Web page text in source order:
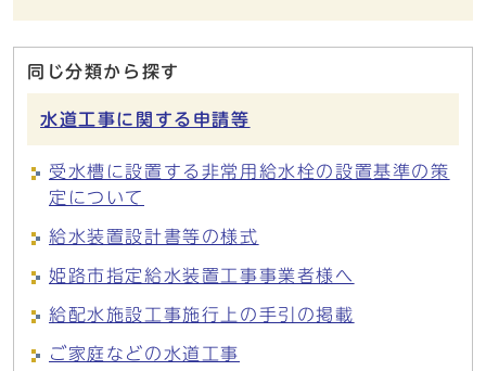
同じ分類から探す
水道工事に関する申請等
受水槽に設置する非常用給水栓の設置基準の策
定について
給水装置設計書等の様式
姫路市指定給水装置工事事業者様へ
給配水施設工事施行上の手引の掲載
ご家庭などの水道工事